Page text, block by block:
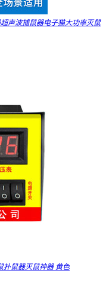
声波捕鼠器电子猫大功率灭鼠
扑鼠器灭鼠神器 黄色